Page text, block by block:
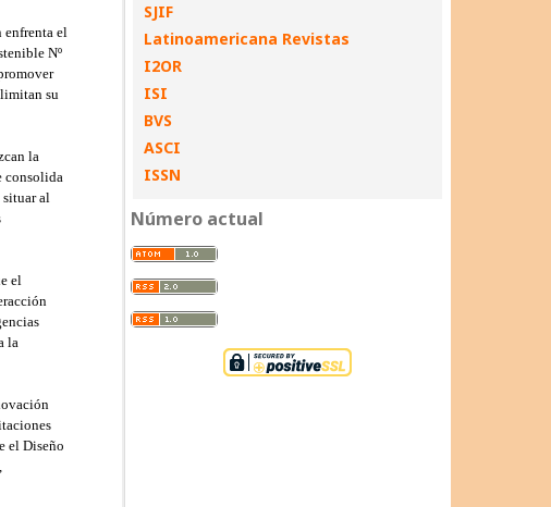
SJIF
Latinoamericana Revistas
I2OR
ISI
BVS
ASCI
ISSN
Número actual